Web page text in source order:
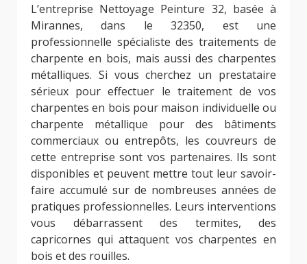
L’entreprise Nettoyage Peinture 32, basée à
Mirannes, dans le 32350, est une
professionnelle spécialiste des traitements de
charpente en bois, mais aussi des charpentes
métalliques. Si vous cherchez un prestataire
sérieux pour effectuer le traitement de vos
charpentes en bois pour maison individuelle ou
charpente métallique pour des bâtiments
commerciaux ou entrepôts, les couvreurs de
cette entreprise sont vos partenaires. Ils sont
disponibles et peuvent mettre tout leur savoir-
faire accumulé sur de nombreuses années de
pratiques professionnelles. Leurs interventions
vous débarrassent des termites, des
capricornes qui attaquent vos charpentes en
bois et des rouilles.